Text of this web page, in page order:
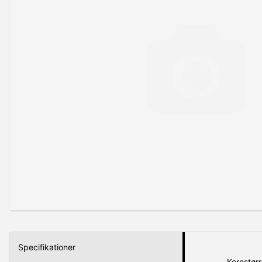
Specifikationer